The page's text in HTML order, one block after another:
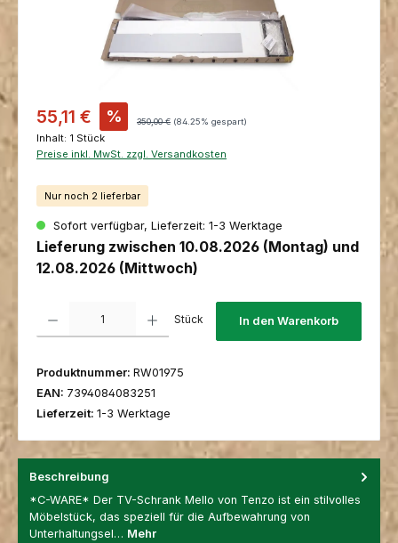
Verkaufspreis:
55,11 € % Regulärer Preis:
350,00 € (84.25% gespart)
Inhalt: 1 Stück
Preise inkl. MwSt. zzgl. Versandkosten
Nur noch 2 lieferbar
Sofort verfügbar, Lieferzeit: 1-3 Werktage
Lieferung zwischen 10.08.2026 (Montag) und
12.08.2026 (Mittwoch)
Stück In den Warenkorb
Produktnummer: RW01975
EAN: 7394084083251
Lieferzeit: 1-3 Werktage
Beschreibung
*C-WARE* Der TV-Schrank Mello von Tenzo ist ein stilvolles
Möbelstück, das speziell für die Aufbewahrung von
Unterhaltungsel… Mehr